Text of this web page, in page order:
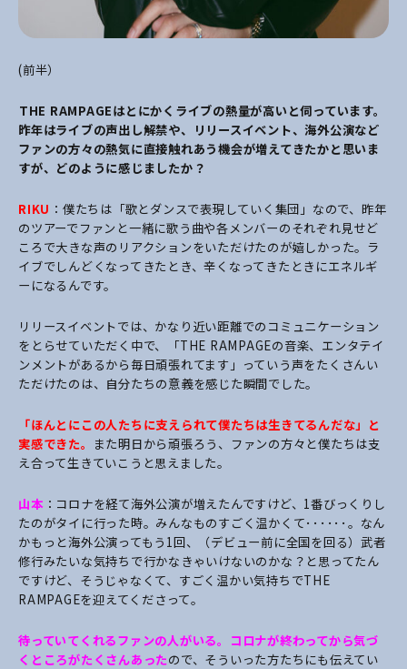
(前半）
――THE RAMPAGEはとにかく ライブの熱量が高いと伺っています。
昨年はライブの声出し解禁や、リリースイベント、海外公演など
ファンの方々の熱気に直接触れあう機会が増えてきたかと思いま
すが、どのように感じましたか？
RIKU ：僕たちは「歌とダンスで表現していく集団」なので、昨年
のツアーでファンと一緒に歌う曲や各メンバーのそれぞれ見せど
ころで大きな声のリアクションをいただけたのが嬉しかった。ラ
イブでしんどくなってきたとき、辛くなってきたときにエネルギ
ーになるんです。
リリースイベントでは、かなり近い距離でのコミュニケーション
をとらせていただく中で、「THE RAMPAGEの音楽、エンタテイ
ンメントがあるから毎日頑張れてます」っていう声をたくさんい
ただけたのは、自分たちの意義を感じた瞬間でした。
「ほんとにこの人たちに支えられて僕たちは生きてるんだな」と
実感できた。
また明日から頑張ろう、ファンの方々と僕たちは支
え合って生きていこうと思えました。
山本：コロナを経て海外公演が増えたんですけど、1番びっくりし
たのがタイに行った時。みんなものすごく温かくて･･････。なん
かもっと海外公演ってもう1回、（デビュー前に全国を回る）武者
修行みたいな気持ちで行かなきゃいけないのかな？と思ってたん
ですけど、そうじゃなくて、すごく温かい気持ちでTHE
RAMPAGEを迎えてくださって。
待っていてくれるファンの人がいる。コロナが終わってから気づ
くところがたくさんあったので、そういった方たちにも伝えてい